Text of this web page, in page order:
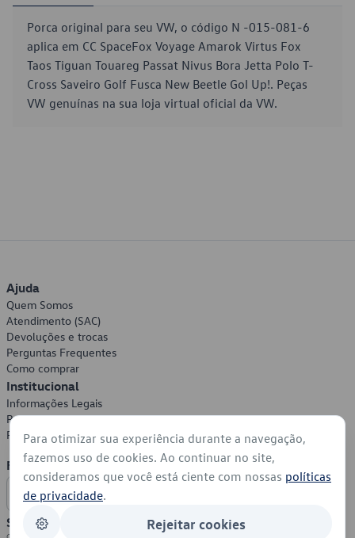
Porca original para seu VW, o código N -015-081-6
aplica em CC SpaceFox Voyage Amarok Virtus Fox
Taos Tiguan Touareg Passat Nivus Bora Jetta Polo T-
Cross Saveiro Golf Fusca New Beetle Gol Up!. Peças
VW genuínas na sua loja virtual oficial da VW.
Ajuda
Quem Somos
Atendimento (SAC)
Devoluções e trocas
Perguntas Frequentes
Como comprar
Institucional
Informações Legais
Política de Privacidade
Política de Cookies
Formas de Pagamento
Segurança
Para otimizar sua experiência durante a navegação,
fazemos uso de cookies. Ao continuar no site,
consideramos que você está ciente com nossas políticas
de privacidade.
Rejeitar cookies